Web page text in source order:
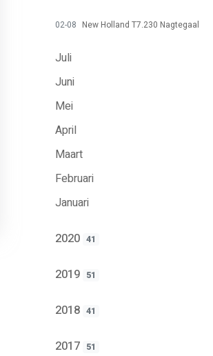
02-08 New Holland T7.230 Nagtegaal
Juli
Juni
Mei
April
Maart
Februari
Januari
2020 41
2019 51
2018 41
2017 51